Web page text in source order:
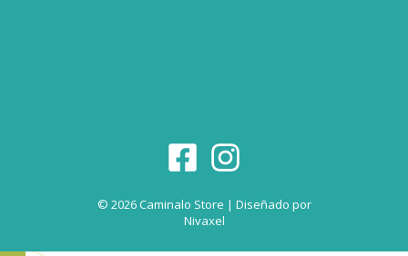
© 2026 Caminalo Store | Diseñado por
Nivaxel